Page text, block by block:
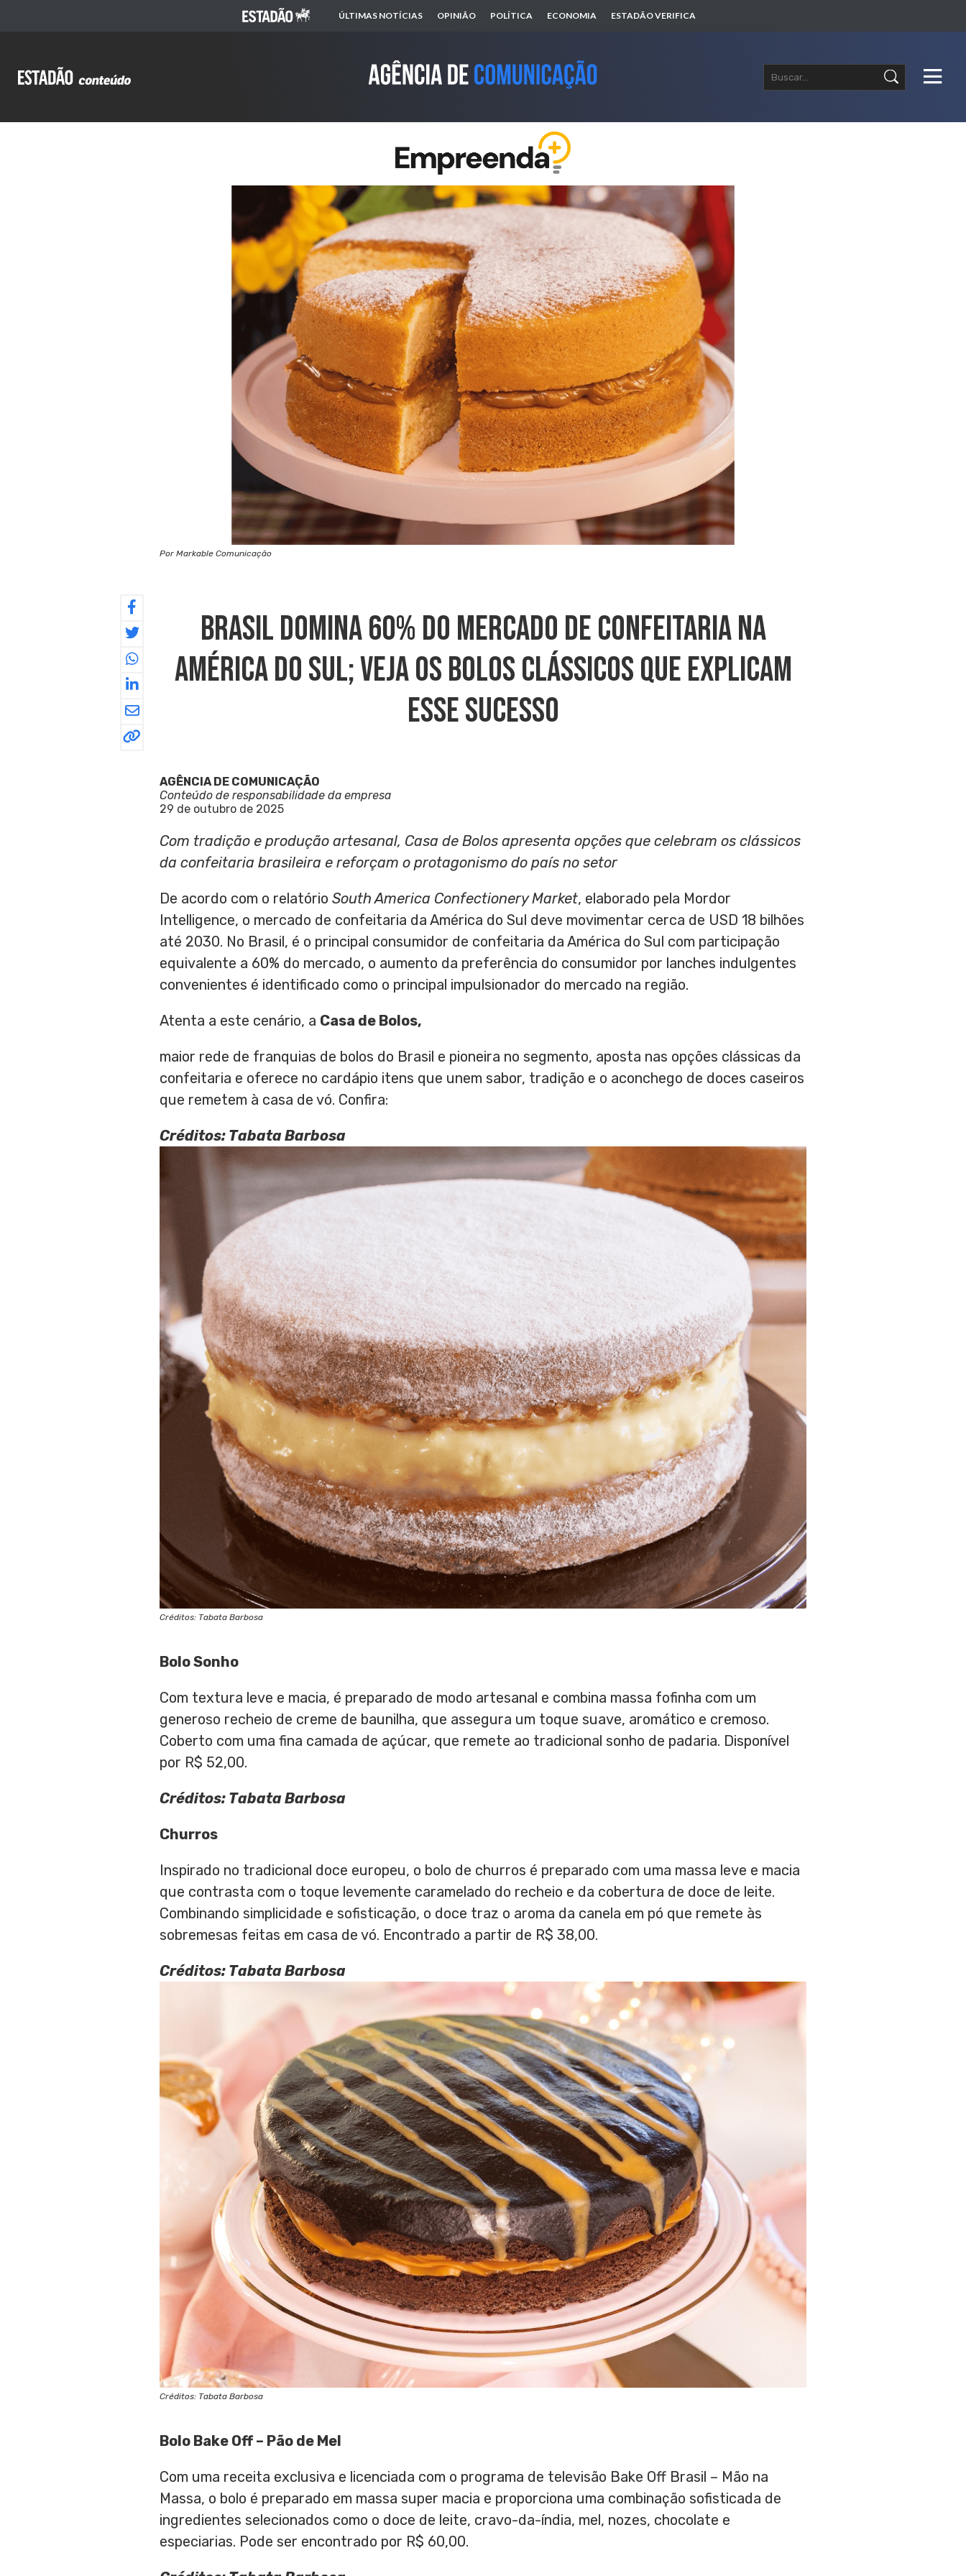
ÚLTIMAS NOTÍCIAS OPINIÃO POLÍTICA ECONOMIA ESTADÃO VERIFICA
Por Markable Comunicação
Brasil Domina 60% Do Mercado De Confeitaria Na
América Do Sul; Veja Os Bolos Clássicos Que Explicam
Esse Sucesso
AGÊNCIA DE COMUNICAÇÃO
Conteúdo de responsabilidade da empresa
29 de outubro de 2025
Com tradição e produção artesanal, Casa de Bolos apresenta opções que celebram os clássicos
da confeitaria brasileira e reforçam o protagonismo do país no setor
De acordo com o relatório South America Confectionery Market, elaborado pela Mordor
Intelligence, o mercado de confeitaria da América do Sul deve movimentar cerca de USD 18 bilhões
até 2030. No Brasil, é o principal consumidor de confeitaria da América do Sul com participação
equivalente a 60% do mercado, o aumento da preferência do consumidor por lanches indulgentes
convenientes é identificado como o principal impulsionador do mercado na região.
Atenta a este cenário, a Casa de Bolos,
maior rede de franquias de bolos do Brasil e pioneira no segmento, aposta nas opções clássicas da
confeitaria e oferece no cardápio itens que unem sabor, tradição e o aconchego de doces caseiros
que remetem à casa de vó. Confira:
Créditos: Tabata Barbosa
Créditos: Tabata Barbosa
Bolo Sonho
Com textura leve e macia, é preparado de modo artesanal e combina massa fofinha com um
generoso recheio de creme de baunilha, que assegura um toque suave, aromático e cremoso.
Coberto com uma fina camada de açúcar, que remete ao tradicional sonho de padaria. Disponível
por R$ 52,00.
Créditos: Tabata Barbosa
Churros
Inspirado no tradicional doce europeu, o bolo de churros é preparado com uma massa leve e macia
que contrasta com o toque levemente caramelado do recheio e da cobertura de doce de leite.
Combinando simplicidade e sofisticação, o doce traz o aroma da canela em pó que remete às
sobremesas feitas em casa de vó. Encontrado a partir de R$ 38,00.
Créditos: Tabata Barbosa
Créditos: Tabata Barbosa
Bolo Bake Off – Pão de Mel
Com uma receita exclusiva e licenciada com o programa de televisão Bake Off Brasil – Mão na
Massa, o bolo é preparado em massa super macia e proporciona uma combinação sofisticada de
ingredientes selecionados como o doce de leite, cravo-da-índia, mel, nozes, chocolate e
especiarias. Pode ser encontrado por R$ 60,00.